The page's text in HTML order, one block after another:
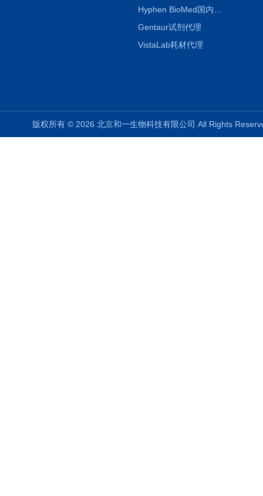
Gentaur试剂代理
VistaLab耗材代理
版权所有 © 2026 北京和一生物科技有限公司 All Rights